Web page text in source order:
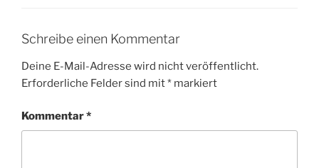
Schreibe einen Kommentar
Deine E-Mail-Adresse wird nicht veröffentlicht.
Erforderliche Felder sind mit* markiert
Kommentar*